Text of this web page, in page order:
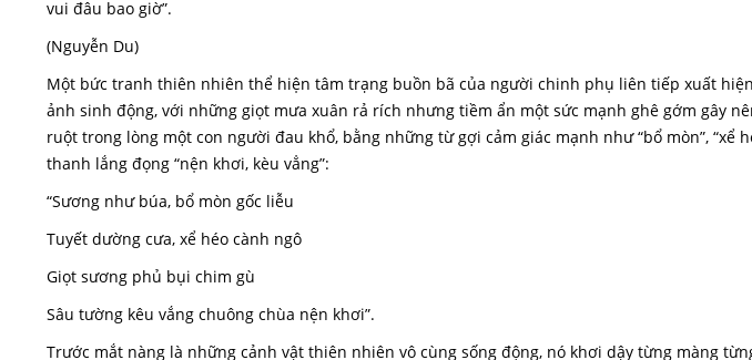
vui đâu bao giờ”.
(Nguyễn Du)
Một bức tranh thiên nhiên thể hiện tâm trạng buồn bã của người chinh phụ liên tiếp xuất
ảnh sinh động, với những giọt mưa xuân rả rích nhưng tiềm ẩn một sức mạnh ghê gớm gây
ruột trong lòng một con người đau khổ, bằng những từ gợi cảm giác mạnh như “bổ mòn”, “xể
thanh lắng đọng “nện khơi, kèu vẳng”:
“Sương như búa, bổ mòn gốc liễu
Tuyết dường cưa, xể héo cành ngô
Giọt sương phủ bụi chim gù
Sâu tường kêu vắng chuông chùa nện khơi”.
Trước mắt nàng là những cảnh vật thiên nhiên vô cùng sống động, nó khơi dậy từng màng